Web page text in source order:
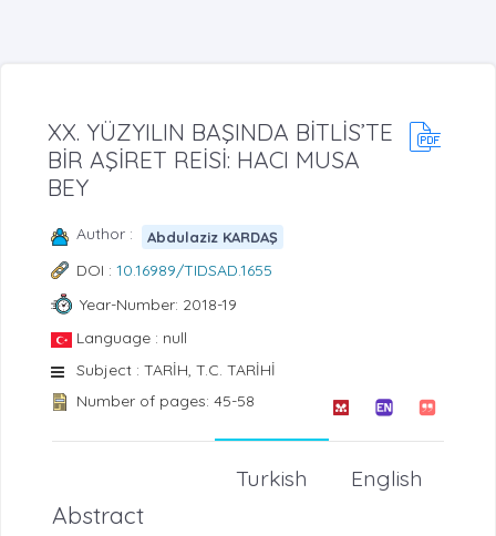
XX. YÜZYILIN BAŞINDA BİTLİS’TE
BİR AŞİRET REİSİ: HACI MUSA
BEY
Author : Abdulaziz KARDAŞ
DOI : 10.16989/TIDSAD.1655
Year-Number: 2018-19
Language : null
Subject : TARİH, T.C. TARİHİ
Number of pages: 45-58
English
Turkish
Abstract